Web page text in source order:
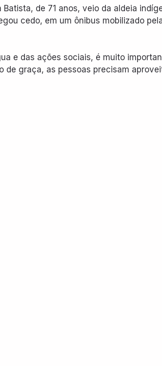
de 71 anos, veio da aldeia
cedo, em um ônibus mobilizado
e das ações sociais, é muito
de graça, as pessoas precisam